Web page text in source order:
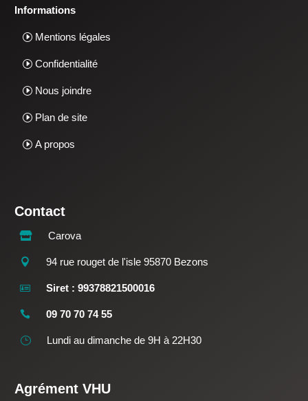
Informations
Mentions légales
Confidentialité
Nous joindre
Plan de site
A propos
Contact
 Carova
 94 rue rouget de l'isle 95870 Bezons
 Siret : 99378821500016
 09 70 70 74 55
} Lundi au dimanche de 9H à 22H30
Agrément VHU